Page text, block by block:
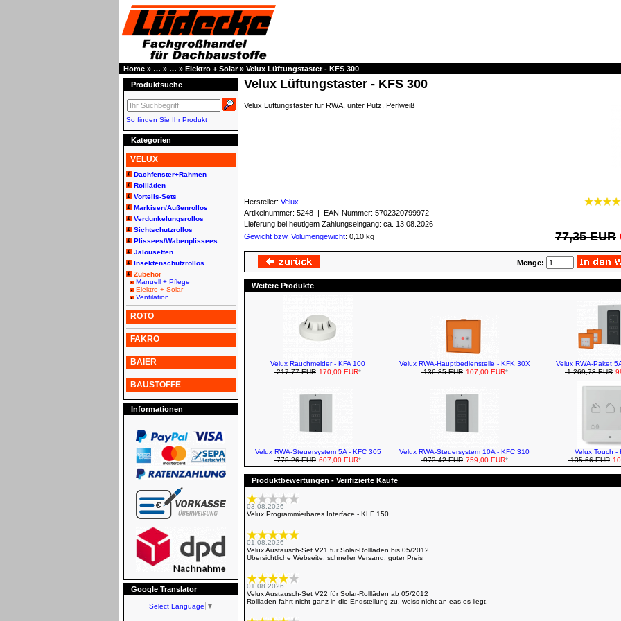
Home » … » … » Elektro + Solar» Velux Lüftungstaster - KFS 300
Produktsuche
So finden Sie Ihr Produkt
Kategorien
VELUX
Dachfenster+Rahmen
Rollläden
Vorteils-Sets
Markisen/Außenrollos
Verdunkelungsrollos
Sichtschutzrollos
Plissees/Wabenplissees
Jalousetten
Insektenschutzrollos
Zubehör
Manuell + Pflege
Elektro + Solar
Ventilation
ROTO
FAKRO
BAIER
BAUSTOFFE
Informationen
Google Translator
Select Language ▼
Velux Lüftungstaster - KFS 300
Velux Lüftungstaster für RWA, unter Putz, Perlweiß
Hersteller: Velux
Artikelnummer: 5248 | EAN-Nummer: 5702320799972
Lieferung bei heutigem Zahlungseingang: ca. 13.08.2026
Gewicht bzw. Volumengewicht: 0,10 kg 77,35 EUR
Menge:
Weitere Produkte
Velux Rauchmelder - KFA 100
217,77 EUR 170,00 EUR*
Velux RWA-Hauptbedienstelle - KFK 30X
136,85 EUR 107,00 EUR*
Velux RWA-Paket
1.269,73 EUR
Velux RWA-Steuersystem 5A - KFC 305
778,26 EUR 607,00 EUR*
Velux RWA-Steuersystem 10A - KFC 310
973,42 EUR 759,00 EUR*
Velux Touch -
135,66 EUR
Produktbewertungen - Verifizierte Käufe
03.08.2026
Velux Programmierbares Interface - KLF 150
01.08.2026
Velux Austausch-Set V21 für Solar-Rollläden bis 05/2012
Übersichtliche Webseite, schneller Versand, guter Preis
01.08.2026
Velux Austausch-Set V22 für Solar-Rollläden ab 05/2012
Rollladen fahrt nicht ganz in die Endstellung zu, weiss nicht an eas es liegt.